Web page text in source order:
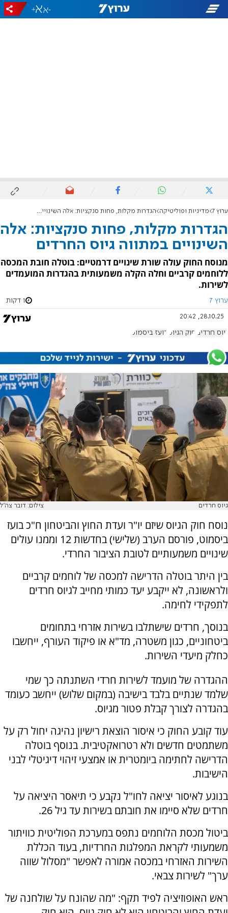
-
+
ערוץ 7 מדיניות ופוליטיקה הגדרות מקלות, פחות סנקציות: אלה השינויים במתווה גיוס החרדים
הגדרות מקלות, פחות סנקציות: אלה
השינויים במתווה גיוס החרדים
מנוסח החוק עולה שורת שינויים דרמטיים: בוטלה חובת המכסה
ללוחמים קרביים וחלה הקלה משמעותית בהגדרות המועמדים
לשירות.
ערוץ 7 1 דקות
28.10.25, 20:42
גיוס חרדים חוק הגיוס בועז ביסמוט
גיוס חרדים צילום: דובר צה"ל
נוסח חוק הגיוס שיזם יו"ר ועדת החוץ והביטחון ח"כ בועז
ביסמוט, פורסם הערב (שלישי) בחדשות 12 וממנו עולים
שינויים משמעותיים לטובת הציבור החרדי.
בין היתר בוטלה הדרישה למכסה של לוחמים קרביים
ולראשונה, לא ייקבע יעד כמותי מחייב לגיוס חרדים
לתפקידי לחימה.
בנוסך, חרדים שישתלבו בשירות אזרחי בתחומים
ביטחוניים, כגון משטרה, מד"א או פיקוד העורף, ייחשבו
כחלק מיעדי השירות.
ההגדרה של מועמד לשירות חרדי השתנתה כך שמי
שלמד שנתיים בלבד בישיבה (במקום שלוש) ייחשב כעומד
בהגדרה לצורך קבלת פטור מגיוס.
עוד קובע החוק כי איסור הוצאת רישיון נהיגה יחול רק על
משתמטים חדשים ולא רטרואקטיבית. בנוסף בוטלה
הדרישה לחתימה ביומטרית או אמצעי זיהוי דיגיטלי לבני
הישיבות.
בנוגע לאיסור יציאה לחו"ל נקבע כי תיאסר היציאה על
חרדים שלא סיימו את חובתם בשירות עד גיל 26.
ביטול מכסת הלוחמים נתפס במערכת הפוליטית כוויתור
משמעותי לקראת המפלגות החרדיות, בעוד הכללת
השירות האזרחי במכסה אמורה לאפשר "מסלול שווה
ערך" לשירות צבאי.
ראש האופוזיציה לפיד תקף: "מה שהונח על שולחנה של